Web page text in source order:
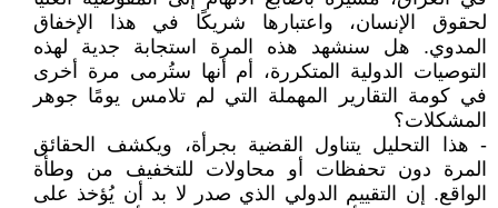
لحقوق الإنسان، واعتبارها شريكًا في هذا الإخفاق
المدوي. هل سنشهد هذه المرة استجابة جدية لهذه
التوصيات الدولية المتكررة، أم أنها ستُرمى مرة أخرى
في كومة التقارير المهملة التي لم تلامس يومًا جوهر
المشكلات؟
- هذا التحليل يتناول القضية بجرأة، ويكشف الحقائق
المرة دون تحفظات أو محاولات للتخفيف من وطأة
الواقع. إن التقييم الدولي الذي صدر لا بد أن يُؤخذ على